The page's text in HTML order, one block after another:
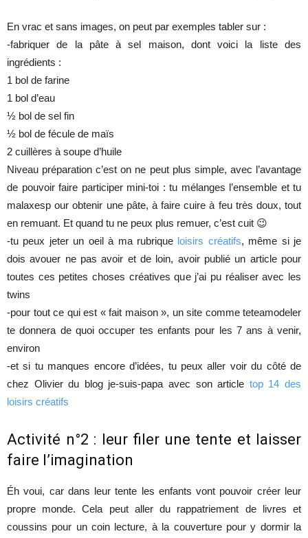
En vrac et sans images, on peut par exemples tabler sur :
-fabriquer de la pâte à sel maison, dont voici la liste des
ingrédients :
1 bol de farine
1 bol d’eau
½ bol de sel fin
½ bol de fécule de maïs
2 cuillères à soupe d’huile
Niveau préparation c’est on ne peut plus simple, avec l’avantage
de pouvoir faire participer mini-toi : tu mélanges l’ensemble et tu
malaxesp our obtenir une pâte, à faire cuire à feu très doux, tout
en remuant. Et quand tu ne peux plus remuer, c’est cuit 😉
-tu peux jeter un oeil à ma rubrique loisirs créatifs, même si je
dois avouer ne pas avoir et de loin, avoir publié un article pour
toutes ces petites choses créatives que j’ai pu réaliser avec les
twins
-pour tout ce qui est « fait maison », un site comme teteamodeler
te donnera de quoi occuper tes enfants pour les 7 ans à venir,
environ
-et si tu manques encore d’idées, tu peux aller voir du côté de
chez Olivier du blog je-suis-papa avec son article top 14 des
loisirs créatifs
Activité n°2 : leur filer une tente et laisser
faire l’imagination
Éh voui, car dans leur tente les enfants vont pouvoir créer leur
propre monde. Cela peut aller du rappatriement de livres et
coussins pour un coin lecture, à la couverture pour y dormir la